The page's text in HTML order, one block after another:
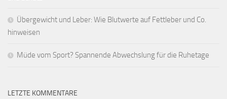
Übergewicht und Leber: Wie Blutwerte auf Fettleber und Co.
hinweisen
Müde vom Sport? Spannende Abwechslung für die Ruhetage
LETZTE KOMMENTARE